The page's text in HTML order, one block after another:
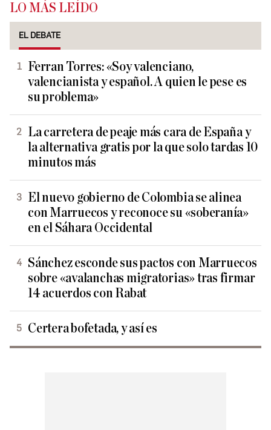
LO MÁS LEÍDO
EL DEBATE
Ferran Torres: «Soy valenciano,
valencianista y español. A quien le pese es
su problema»
La carretera de peaje más cara de España y
la alternativa gratis por la que solo tardas 10
minutos más
El nuevo gobierno de Colombia se alinea
con Marruecos y reconoce su «soberanía»
en el Sáhara Occidental
Sánchez esconde sus pactos con Marruecos
sobre «avalanchas migratorias» tras firmar
14 acuerdos con Rabat
Certera bofetada, y así es